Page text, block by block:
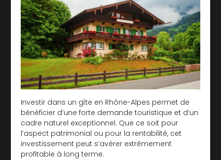
Investir dans un gîte en Rhône-Alpes permet de
bénéficier d’une forte demande touristique et d’un
cadre naturel exceptionnel. Que ce soit pour
l’aspect patrimonial ou pour la rentabilité, cet
investissement peut s’avérer extrêmement
profitable à long terme.